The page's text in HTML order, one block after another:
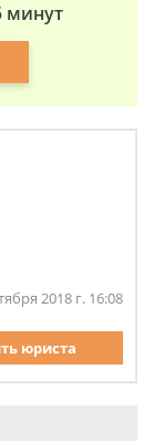
минут
2018 г. 16:08
юриста